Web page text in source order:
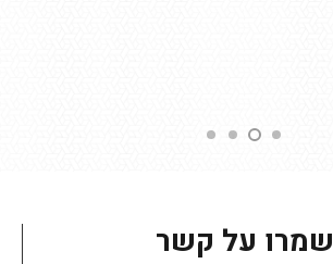
שמרו על קשר